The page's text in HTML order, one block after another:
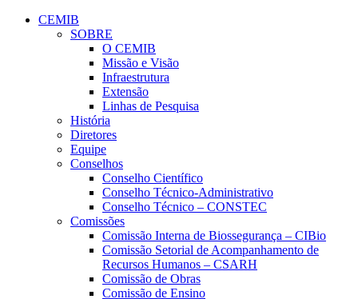
Conteúdo principal
CEMIB
SOBRE
O CEMIB
Missão e Visão
Infraestrutura
Extensão
Linhas de Pesquisa
História
Diretores
Equipe
Conselhos
Conselho Científico
Conselho Técnico-Administrativo
Conselho Técnico – CONSTEC
Comissões
Comissão Interna de Biossegurança – CIBio
Comissão Setorial de Acompanhamento de
Recursos Humanos – CSARH
Comissão de Obras
Comissão de Ensino